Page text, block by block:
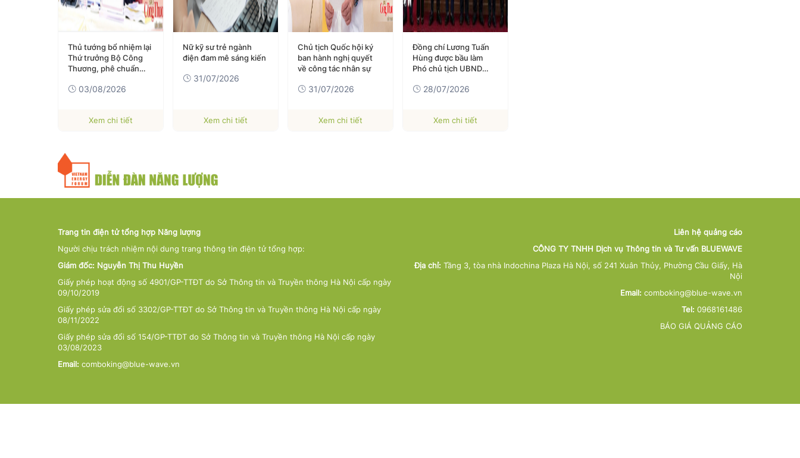
Thủ tướng bổ nhiệm lại
Thứ trưởng Bộ Công
Thương, phê chuẩn
03/08/2026
Xem chi tiết
Nữ kỹ sư trẻ ngành
điện đam mê sáng kiến
31/07/2026
Xem chi tiết
Chủ tịch Quốc hội ký
ban hành nghị quyết
về công tác nhân sự
31/07/2026
Xem chi tiết
Đồng chí Lương Tuấn
Hùng được bầu làm
Phó chủ tịch UBND
28/07/2026
Xem chi tiết
Trang tin điện tử tổng hợp Năng lượng
Người chịu trách nhiệm nội dung trang thông tin điện tử tổng hợp:
Giám đốc: Nguyễn Thị Thu Huyền
Giấy phép hoạt động số 4901/GP-TTĐT do Sở Thông tin và Truyền thông Hà Nội cấp ngày
09/10/2019
Giấy phép sửa đổi số 3302/GP-TTĐT do Sở Thông tin và Truyền thông Hà Nội cấp ngày
08/11/2022
Giấy phép sửa đổi số 154/GP-TTĐT do Sở Thông tin và Truyền thông Hà Nội cấp ngày
03/08/2023
Email: comboking@blue-wave.vn
Liên hệ quảng cáo
CÔNG TY TNHH Dịch vụ Thông tin và Tư vấn BLUEWAVE
Địa chỉ: Tầng 3, tòa nhà Indochina Plaza Hà Nội, số 241 Xuân Thủy, Phường Cầu Giấy, Hà
Nội
Email: comboking@blue-wave.vn
Tel: 0968161486
BÁO GIÁ QUẢNG CÁO